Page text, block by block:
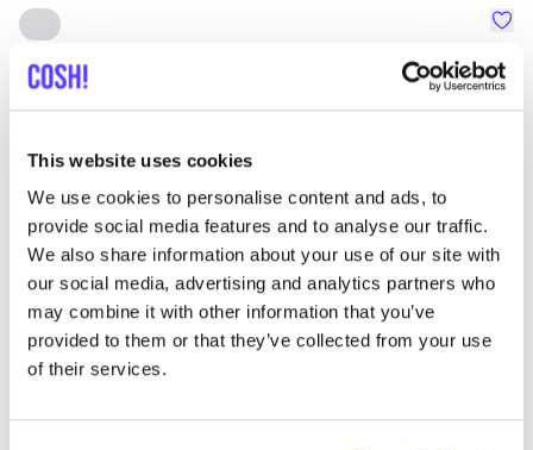
This website uses cookies
We use cookies to personalise content and ads, to
provide social media features and to analyse our traffic.
We also share information about your use of our site with
our social media, advertising and analytics partners who
may combine it with other information that you’ve
provided to them or that they’ve collected from your use
of their services.
SNURK
Kleidung Schlafanzüge 1+